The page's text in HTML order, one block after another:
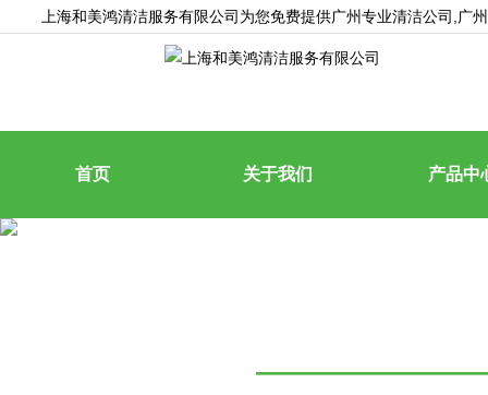
上海和美鸿清洁服务有限公司为您免费提供广州专业清洁公司 ,广
首页 关于我们 产品中
——————